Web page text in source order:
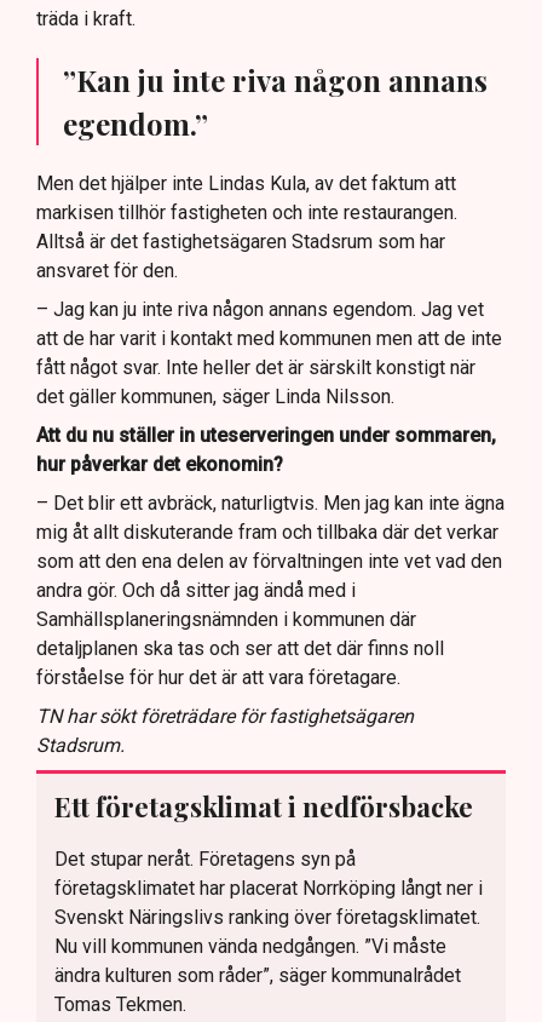
träda i kraft.
”Kan ju inte riva någon annans
egendom.”
Men det hjälper inte Lindas Kula, av det faktum att
markisen tillhör fastigheten och inte restaurangen.
Alltså är det fastighetsägaren Stadsrum som har
ansvaret för den.
– Jag kan ju inte riva någon annans egendom. Jag vet
att de har varit i kontakt med kommunen men att de inte
fått något svar. Inte heller det är särskilt konstigt när
det gäller kommunen, säger Linda Nilsson.
Att du nu ställer in uteserveringen under sommaren,
hur påverkar det ekonomin?
– Det blir ett avbräck, naturligtvis. Men jag kan inte ägna
mig åt allt diskuterande fram och tillbaka där det verkar
som att den ena delen av förvaltningen inte vet vad den
andra gör. Och då sitter jag ändå med i
Samhällsplaneringsnämnden i kommunen där
detaljplanen ska tas och ser att det där finns noll
förståelse för hur det är att vara företagare.
TN har sökt företrädare för fastighetsägaren
Stadsrum.
Ett företagsklimat i nedförsbacke
Det stupar neråt. Företagens syn på
företagsklimatet har placerat Norrköping långt ner i
Svenskt Näringslivs ranking över företagsklimatet.
Nu vill kommunen vända nedgången. ”Vi måste
ändra kulturen som råder”, säger kommunalrådet
Tomas Tekmen.